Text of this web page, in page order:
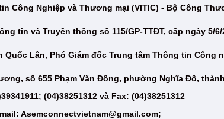
Công Nghiệp và Thương mại (VITIC) - Bộ Công
tin và Truyền thông số 115/GP-TTĐT, cấp ngày 5/6/
Lân, Phó Giám đốc Trung tâm Thông tin Công
số 655 Phạm Văn Đồng, phường Nghĩa Đô,
(04)38251312 và Fax: (04)38251312
Asemconnectvietnam@gmail.com;